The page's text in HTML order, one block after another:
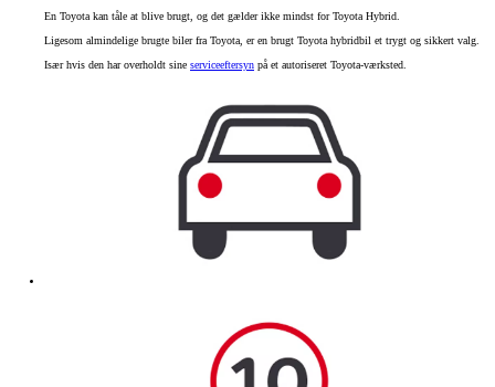
En Toyota kan tåle at blive brugt, og det gælder ikke mindst for Toyota Hybrid.
Ligesom almindelige brugte biler fra Toyota, er en brugt Toyota hybridbil et trygt og sikkert valg.
Især hvis den har overholdt sine serviceeftersyn på et autoriseret Toyota-værksted.